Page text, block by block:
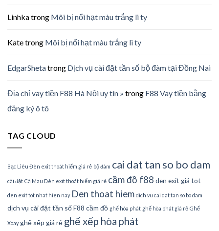
Linhkatrong Môi bị nổi hạt màu trắng li ty
Katetrong Môi bị nổi hạt màu trắng li ty
EdgarShetatrong Dịch vụ cài đặt tần số bộ đàm tại Đồng Nai
Địa chỉ vay tiền F88 Hà Nội uy tín » trong F88 Vay tiền bằng
đăng ký ô tô
TAG CLOUD
Bạc Liêu Đèn exit thoát hiểm giá rẻ bộ đàm cai dat tan so bo dam
cài đặt Cà Mau Đèn exit thoát hiểm giá rẻ cầm đồ f88 den exit giá tot
den exit tot nhat hien nay Den thoat hiem dich vu cai dat tan so bo dam
dịch vụ cài đặt tần sốF88 cầm đồ ghế hòa phát ghế hòa phát giá rẻ Ghế
Xoay ghế xếp giá rẻ ghế xếp hòa phát